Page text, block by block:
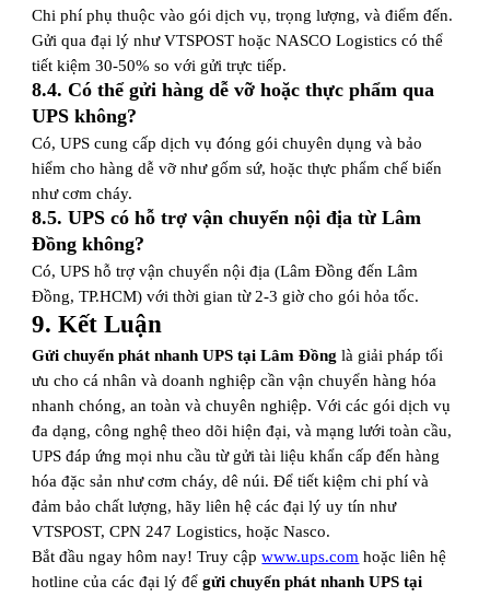
Chi phí phụ thuộc vào gói dịch vụ, trọng lượng, và điểm đến.
Gửi qua đại lý như VTSPOST hoặc NASCO Logistics có thể
tiết kiệm 30-50% so với gửi trực tiếp.
8.4. Có thể gửi hàng dễ vỡ hoặc thực phẩm qua
UPS không?
Có, UPS cung cấp dịch vụ đóng gói chuyên dụng và bảo
hiểm cho hàng dễ vỡ như gốm sứ, hoặc thực phẩm chế biến
như cơm cháy.
8.5. UPS có hỗ trợ vận chuyển nội địa từ Lâm
Đồng không?
Có, UPS hỗ trợ vận chuyển nội địa (Lâm Đồng đến Lâm
Đồng, TP.HCM) với thời gian từ 2-3 giờ cho gói hỏa tốc.
9. Kết Luận
Gửi chuyển phát nhanh UPS tại Lâm Đồng là giải pháp tối
ưu cho cá nhân và doanh nghiệp cần vận chuyển hàng hóa
nhanh chóng, an toàn và chuyên nghiệp. Với các gói dịch vụ
đa dạng, công nghệ theo dõi hiện đại, và mạng lưới toàn cầu,
UPS đáp ứng mọi nhu cầu từ gửi tài liệu khẩn cấp đến hàng
hóa đặc sản như cơm cháy, dê núi. Để tiết kiệm chi phí và
đảm bảo chất lượng, hãy liên hệ các đại lý uy tín như
VTSPOST, CPN 247 Logistics, hoặc Nasco.
Bắt đầu ngay hôm nay! Truy cập www.ups.com hoặc liên hệ
hotline của các đại lý đểgửi chuyển phát nhanh UPS tại